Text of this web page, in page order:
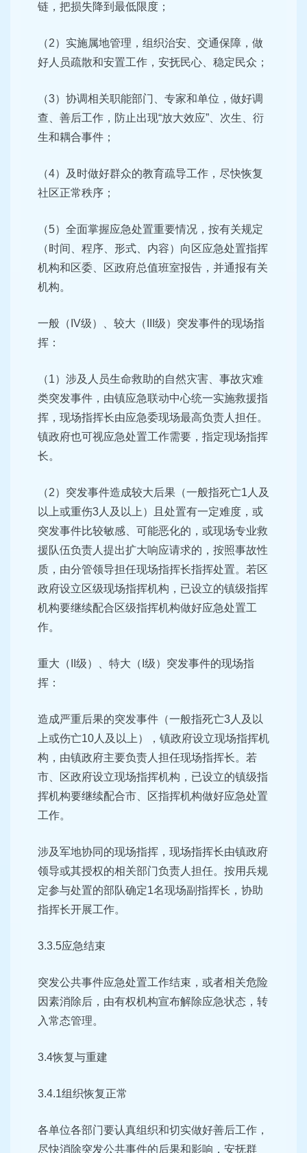
链，把损失降到最低限度；
（2）实施属地管理，组织治安、交通保障，做
好人员疏散和安置工作，安抚民心、稳定民众；
（3）协调相关职能部门、专家和单位，做好调
查、善后工作，防止出现“放大效应”、次生、衍
生和耦合事件；
（4）及时做好群众的教育疏导工作，尽快恢复
社区正常秩序；
（5）全面掌握应急处置重要情况，按有关规定
（时间、程序、形式、内容）向区应急处置指挥
机构和区委、区政府总值班室报告，并通报有关
机构。
一般（IV级）、较大（III级）突发事件的现场指
挥：
（1）涉及人员生命救助的自然灾害、事故灾难
类突发事件，由镇应急联动中心统一实施救援指
挥，现场指挥长由应急委现场最高负责人担任。
镇政府也可视应急处置工作需要，指定现场指挥
长。
（2）突发事件造成较大后果（一般指死亡1人及
以上或重伤3人及以上）且处置有一定难度，或
突发事件比较敏感、可能恶化的，或现场专业救
援队伍负责人提出扩大响应请求的，按照事故性
质，由分管领导担任现场指挥长指挥处置。若区
政府设立区级现场指挥机构，已设立的镇级指挥
机构要继续配合区级指挥机构做好应急处置工
作。
重大（II级）、特大（I级）突发事件的现场指
挥：
造成严重后果的突发事件（一般指死亡3人及以
上或伤亡10人及以上），镇政府设立现场指挥机
构，由镇政府主要负责人担任现场指挥长。若
市、区政府设立现场指挥机构，已设立的镇级指
挥机构要继续配合市、区指挥机构做好应急处置
工作。
涉及军地协同的现场指挥，现场指挥长由镇政府
领导或其授权的相关部门负责人担任。按用兵规
定参与处置的部队确定1名现场副指挥长，协助
指挥长开展工作。
3.3.5应急结束
突发公共事件应急处置工作结束，或者相关危险
因素消除后，由有权机构宣布解除应急状态，转
入常态管理。
3.4恢复与重建
3.4.1组织恢复正常
各单位各部门要认真组织和切实做好善后工作，
尽快消除突发公共事件的后果和影响，安抚群